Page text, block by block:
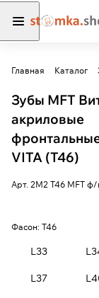
Главная Каталог
Зубы MFT
акриловые
VITA (T46)
Арт. 2М2 T46 MFT ф/
Фасон: T46
L33
L37